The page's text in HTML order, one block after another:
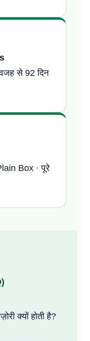
से 92 दिन
Box · पूरे
क्यों होती है?